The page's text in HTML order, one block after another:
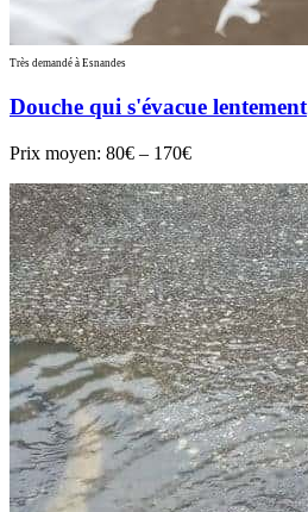
Très demandé à Esnandes
Douche qui s'évacue lentement
Prix moyen: 80€ – 170€